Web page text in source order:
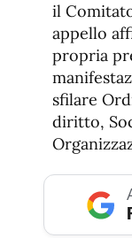
il
appello
propria
sfilare
diritto,